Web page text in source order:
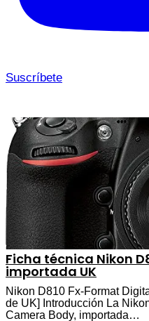
Suscríbete
Ficha técnica Nikon
importada UK
Nikon D810 Fx-Format
de UK] Introducción La
Camera Body, importada…